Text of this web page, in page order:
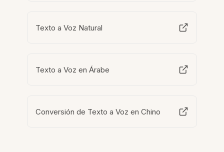
Texto a Voz Natural
Texto a Voz en Árabe
Conversión de Texto a Voz en Chino